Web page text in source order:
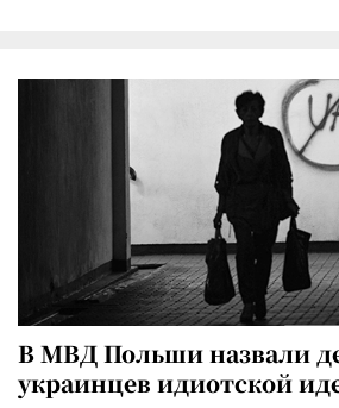
В МВД Польши назвали
украинцев идиотской